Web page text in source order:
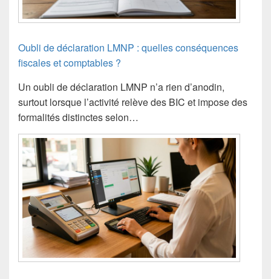
Oubli de déclaration LMNP : quelles conséquences
fiscales et comptables ?
Un oubli de déclaration LMNP n’a rien d’anodin,
surtout lorsque l’activité relève des BIC et impose des
formalités distinctes selon…